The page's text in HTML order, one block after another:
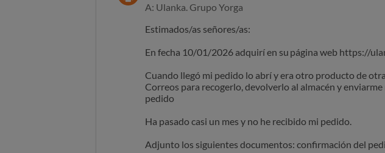
A: Ulanka. Grupo Yorga
Estimados/as señores/as:
En fecha 10/01/2026 adquirí en su página web https://
Cuando llegó mi pedido lo abrí y era otro producto de
Correos para recogerlo, devolverlo al almacén y
pedido
Ha pasado casi un mes y no he recibido mi pedido.
Adjunto los siguientes documentos: confirmación del